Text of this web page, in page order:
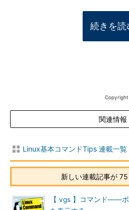
続きを読
Copyright
関連情報
Linux基本コマンドTips 連載一覧
新しい連載記事が
【 vgs 】コマンド――